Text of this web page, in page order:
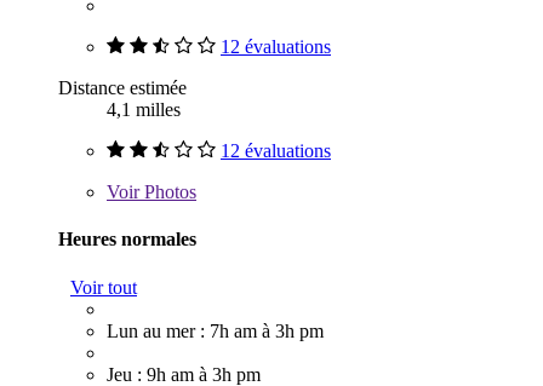
12 évaluations
Distance estimée
4,1 milles
12 évaluations
VoirPhotos
Heures normales
Voir tout
Lun au mer : 7h am à 3h pm
Jeu : 9h am à 3h pm